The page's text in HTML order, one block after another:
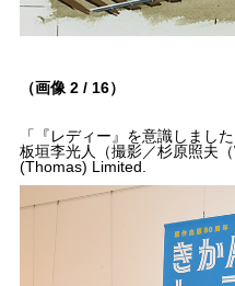
（画像 2 / 16）
「『レディー』を意識しまし
板垣李光人（撮影／杉原照夫
(Thomas) Limited.